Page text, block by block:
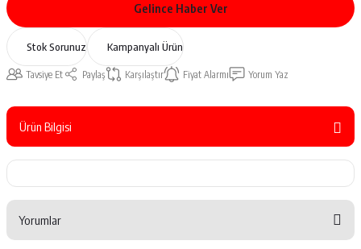
Gelince Haber Ver
Stok Sorunuz Kampanyalı Ürün
Tavsiye Et Paylaş Karşılaştır Fiyat Alarmı Yorum Yaz
Ürün Bilgisi
Yorumlar